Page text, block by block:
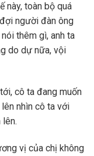
này, toàn bộ quá
người đàn ông
thêm gì, anh ta
do dự nữa, vội
cô ta đang muốn
nhìn cô ta với
lên.
vị của chị không